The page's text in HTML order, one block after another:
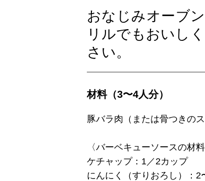
おなじみオーブ
リルでもおいし
さい。
材料（3〜4人分）
豚バラ肉（または骨つきの
〈バーベキューソースの材料
ケチャップ：1／2カップ
にんにく（すりおろし）：2